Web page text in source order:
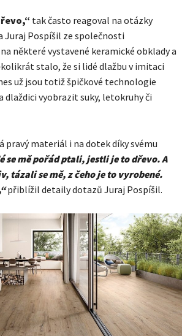
tak často reagoval na otázky
Pospíšil ze společnosti
některé vystavené keramické obklady a
stalo, že si lidé dlažbu v imitaci
už jsou totiž špičkové technologie
dlaždici vyobrazit suky, letokruhy či
pravý materiál i na dotek díky svému
se mě pořád ptali, jestli je to dřevo. A
tázali se mě, z čeho je to vyrobené.
přiblížil detaily dotazů Juraj Pospíšil.